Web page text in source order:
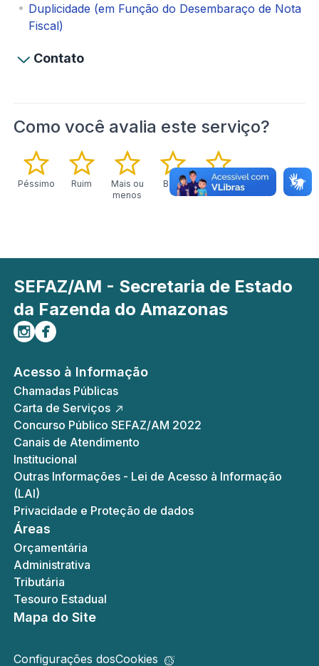
Duplicidade (em Função do Desembaraço de Nota
Fiscal)
Contato
Como você avalia este serviço?
Péssimo Ruim
Mais ou
menos
Bom Excelente
SEFAZ/AM - Secretaria de Estado
da Fazenda do Amazonas
Siga-nos no Instagram
Curta-nos no Facebook
Acesso à Informação
Chamadas Públicas
Carta de Serviços
Concurso Público SEFAZ/AM 2022
Canais de Atendimento
Institucional
Outras Informações - Lei de Acesso à Informação
(LAI)
Privacidade e Proteção de dados
Áreas
Orçamentária
Administrativa
Tributária
Tesouro Estadual
Mapa do Site
Configurações dosCookies